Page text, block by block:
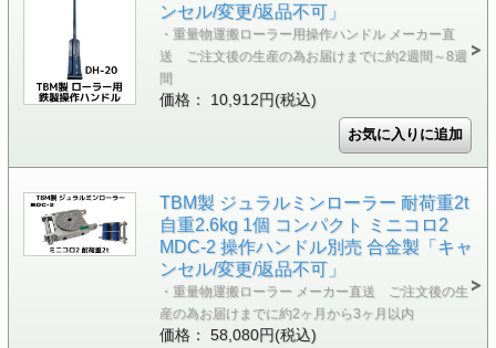
ンセル/変更/返品不可」
・重量物運搬ローラー用操作ハンドル メーカー直
送 ご注文後の生産の為お届けまでに約2週間～8週
間
価格： 10,912円(税込)
TBM製 ジュラルミンローラー 耐荷重2t
自重2.6kg 1個 コンパクト ミニコロ2
MDC-2 操作ハンドル別売 合金製「キャ
ンセル/変更/返品不可」
・重量物運搬ローラー メーカー直送 ご注文後の生
産の為お届けまでに約2ヶ月から3ヶ月以内
価格： 58,080円(税込)